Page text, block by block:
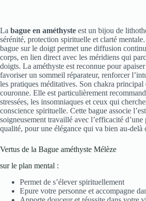
La bague en améthyste est un bijou de
sérénité, protection spirituelle et clarté
bague sur le doigt permet une diffusion
corps, en lien direct avec les méridiens qui
doigts. La améthyste est reconnue pour
favoriser un sommeil réparateur, renforcer
les pratiques méditatives. Son chakra
couronne. Elle est particulièrement
stressées, les insomniaques et ceux qui
conscience spirituelle. Cette bague associe
soigneusement travaillé avec l’efficacité
qualité, pour une élégance qui va bien au-delà
Vertus de la Bague améthyste Mélèze
sur le plan mental :
Permet de s’élever spirituellement
Epure votre personne et accompagne